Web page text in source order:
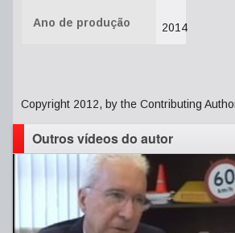
Ano de produção 2014
Copyright 2012, by the Contributing
Outros vídeos do autor